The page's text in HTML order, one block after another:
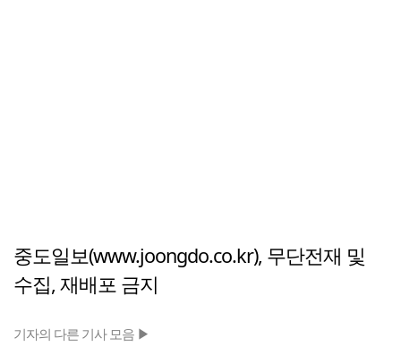
중도일보(www.joongdo.co.kr), 무단전재 및
수집, 재배포 금지
기자의 다른 기사 모음 ▶